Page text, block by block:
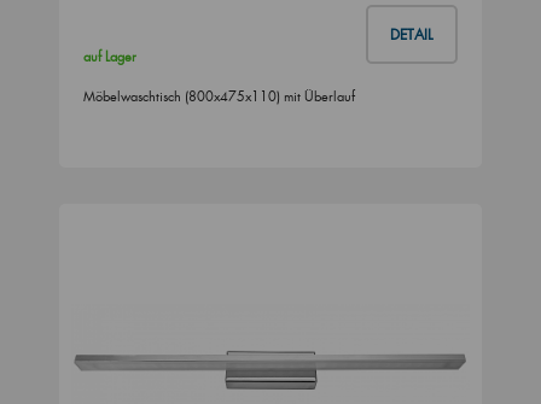
DETAIL
auf Lager
Möbelwaschtisch (800x475x110) mit Überlauf